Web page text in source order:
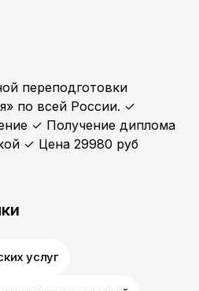
переподготовки
по всей России. ✓
✓ Получение диплома
✓ Цена 29980 руб
услуг